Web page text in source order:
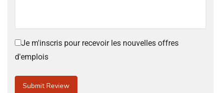
Je m'inscris pour recevoir les nouvelles offres
d'emplois